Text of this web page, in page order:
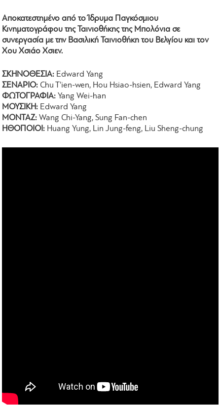
Αποκατεστημένο από το Ίδρυμα Παγκόσμιου
Κινηματογράφου της Ταινιοθήκης της Μπολόνια σε
συνεργασία με την Βασιλική Ταινιοθήκη του Βελγίου και τον
Χου Χσιάο Χσιεν.
ΣΚΗΝΟΘΕΣΙΑ: Edward Yang
ΣΕΝΑΡΙΟ: Chu T'ien-wen, Hou Hsiao-hsien, Edward Yang
ΦΩΤΟΓΡΑΦΙΑ: Yang Wei-han
ΜΟΥΣΙΚΗ: Edward Yang
ΜΟΝΤΑΖ: Wang Chi-Yang, Sung Fan-chen
ΗΘΟΠΟΙΟΙ: Huang Yung, Lin Jung-feng, Liu Sheng-chung